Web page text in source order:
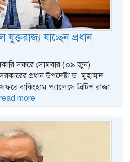
যাচ্ছেন প্রধান
সফরে সোমবার (০৯ জুন)
সরকারের প্রধান উপদেষ্টা ড. মুহাম্মদ
বাকিংহাম প্যালেসে ব্রিটিশ রাজা
more